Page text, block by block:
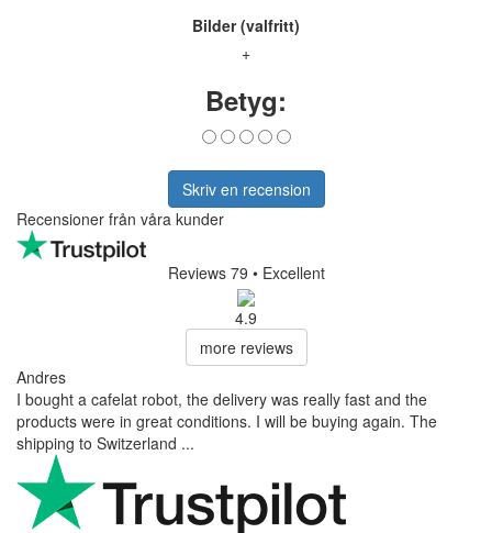
Bilder (valfritt)
+
Betyg:
Skriv en recension
Recensioner från våra kunder
Reviews 79 • Excellent
4.9
more reviews
Andres
I bought a cafelat robot, the delivery was really fast and the
products were in great conditions. I will be buying again. The
shipping to Switzerland ...